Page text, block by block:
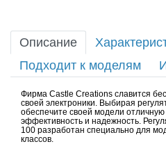
Оптовая продажа запчастей для
Описание
Подходит к моделям
Фирма Castle Creations славится
своей электроники. Выбирая
обеспечите своей модели отличную
эффективность и надежность.
100 разработан специально для
классов.